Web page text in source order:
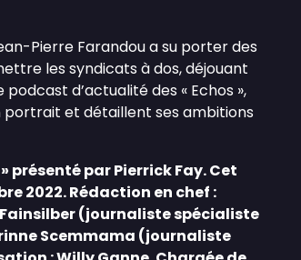
Pierre Farandou a su porter des
les syndicats à dos, déjouant
podcast d’actualité des « Echos »,
portrait et détaillent ses ambitions
présenté par Pierrick Fay. Cet
2022. Rédaction en chef :
(journaliste spécialiste
Scemmama (journaliste